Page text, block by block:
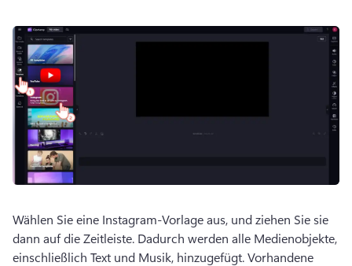
Wählen Sie eine Instagram-Vorlage aus, und ziehen Sie sie
dann auf die Zeitleiste. Dadurch werden alle Medienobjekte,
einschließlich Text und Musik, hinzugefügt. Vorhandene